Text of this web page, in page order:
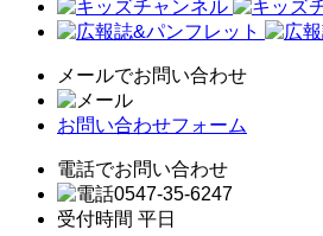
メールでお問い合わせ
お問い合わせフォーム
電話でお問い合わせ
0547-35-6247
受付時間 平日